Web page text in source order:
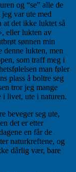
og “se” alle de
var ute med
at det ikke luktet så
eller lukten av
sønnen min
denne lukten, men
som traff meg i
man føler
plass å boltre seg
tror jeg mange
i livet, ute i naturen.
beveger seg ute,
det er etter
en får de
naturkreftene, og
dårlig vær, bare